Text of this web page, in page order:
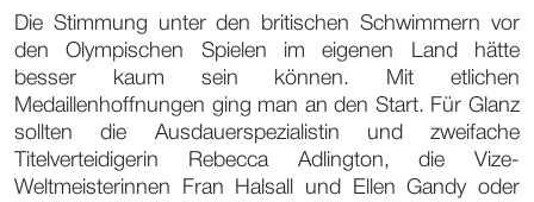
Die Stimmung unter den britischen Schwimmern vor
den Olympischen Spielen im eigenen Land hätte
besser kaum sein können. Mit etlichen
Medaillenhoffnungen ging man an den Start. Für Glanz
sollten die Ausdauerspezialistin und zweifache
Titelverteidigerin Rebecca Adlington, die Vize-
Weltmeisterinnen Fran Halsall und Ellen Gandy oder